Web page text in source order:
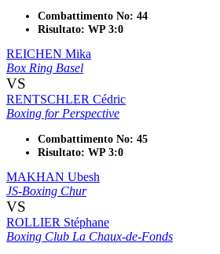
Combattimento No: 44
Risultato: WP 3:0
REICHEN Mika
Box Ring Basel
VS
RENTSCHLER Cédric
Boxing for Perspective
Combattimento No: 45
Risultato: WP 3:0
MAKHAN Ubesh
JS-Boxing Chur
VS
ROLLIER Stéphane
Boxing Club La Chaux-de-Fonds